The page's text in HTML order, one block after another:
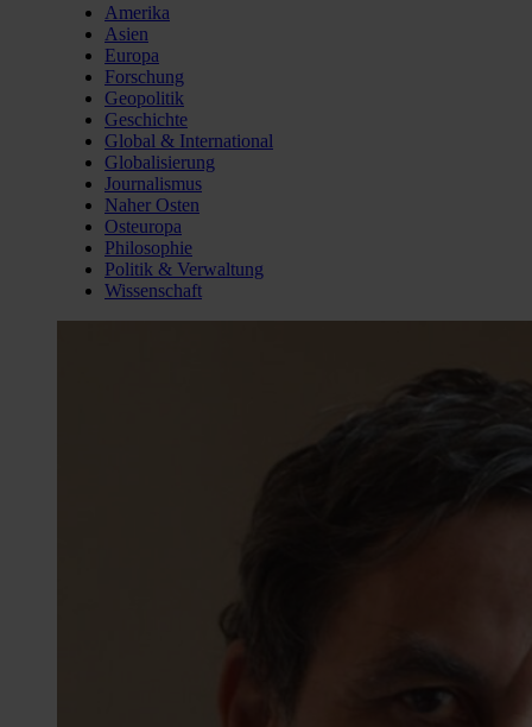
Amerika
Asien
Europa
Forschung
Geopolitik
Geschichte
Global & International
Globalisierung
Journalismus
Naher Osten
Osteuropa
Philosophie
Politik & Verwaltung
Wissenschaft